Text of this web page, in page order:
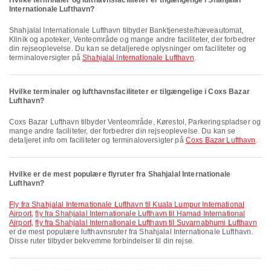
Internationale Lufthavn?
Shahjalal Internationale Lufthavn tilbyder Banktjeneste/hæveautomat,
Klinik og apoteker, Venteområde og mange andre faciliteter, der forbedrer
din rejseoplevelse. Du kan se detaljerede oplysninger om faciliteter og
terminaloversigter påShahjalal Internationale Lufthavn.
Hvilke terminaler og lufthavnsfaciliteter er tilgængelige i Coxs Bazar
Lufthavn?
Coxs Bazar Lufthavn tilbyder Venteområde, Kørestol, Parkeringspladser og
mange andre faciliteter, der forbedrer din rejseoplevelse. Du kan se
detaljeret info om faciliteter og terminaloversigter på Coxs Bazar Lufthavn .
Hvilke er de mest populære flyruter fra Shahjalal Internationale
Lufthavn?
fly fra Shahjalal Internationale Lufthavn til Kuala Lumpur International
Airport,fly fra Shahjalal Internationale Lufthavn til Hamad International
Airport,fly fra Shahjalal Internationale Lufthavn til Suvarnabhumi Lufthavn
er de mest populære lufthavnsruter fra Shahjalal Internationale Lufthavn.
Disse ruter tilbyder bekvemme forbindelser til din rejse.